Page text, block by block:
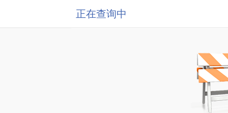
正在查询中